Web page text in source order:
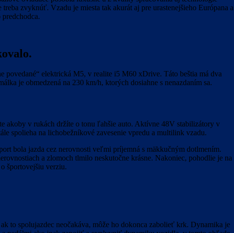
zvyknúť. Vzadu je miesta tak akurát aj pre urastenejšieho Európana a
povedané“ elektrická M5, v realite i5 M60 xDrive. Táto beštia má dva
je obmedzená na 230 km/h, ktorých dosiahne s nenazdaním sa.
akoby v rukách držíte o tonu ľahšie auto. Aktívne 48V stabilizátory v
spolieha na lichobežníkové zavesenie vpredu a multilink vzadu.
bola jazda cez nerovnosti veľmi príjemná s mäkkučným dotlmením.
a zlomoch tlmilo neskutočne krásne. Nakoniec, pohodlie je na
športovejšiu verziu.
to spolujazdec neočakáva, môže ho dokonca zabolieť krk. Dynamika je